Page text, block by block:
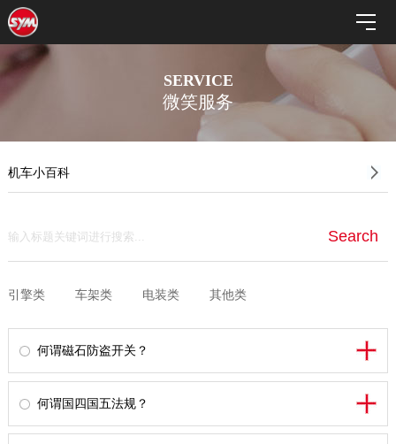
SERVICE
微笑服务
机车小百科
引擎类 车架类 电装类 其他类
何谓磁石防盗开关？
何谓国四国五法规？